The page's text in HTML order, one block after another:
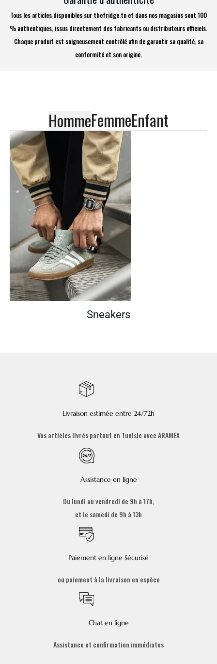
Tous les articles disponibles sur thefridge.tn et dans nos magasins sont 100
% authentiques, issus directement des fabricants ou distributeurs officiels.
Chaque produit est soigneusement contrôlé afin de garantir sa qualité, sa
conformité et son origine.
HommeFemmeEnfant
Sneakers
Livraison estimée entre 24/72h
Vos articles livrés partout en Tunisie avec ARAMEX
Assistance en ligne
Du lundi au vendredi de 9h à 17h,
et le samedi de 9h à 13h
Paiement en ligne Sécurisé
ou paiement à la livraison en espèce
Chat en ligne
Assistance et confirmation immédiates